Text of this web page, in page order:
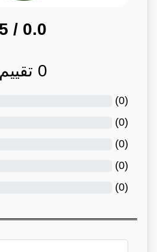
0.0
/ 5
0 تقييم
(
0
)
(
0
)
(
0
)
(
0
)
(
0
)